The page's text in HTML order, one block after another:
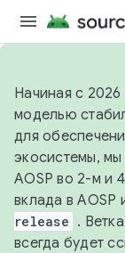
Начиная с 2026
моделью
для
экосистемы,
AOSP во 2-м и
вклада в AOSP
release . Ветка
всегда будет